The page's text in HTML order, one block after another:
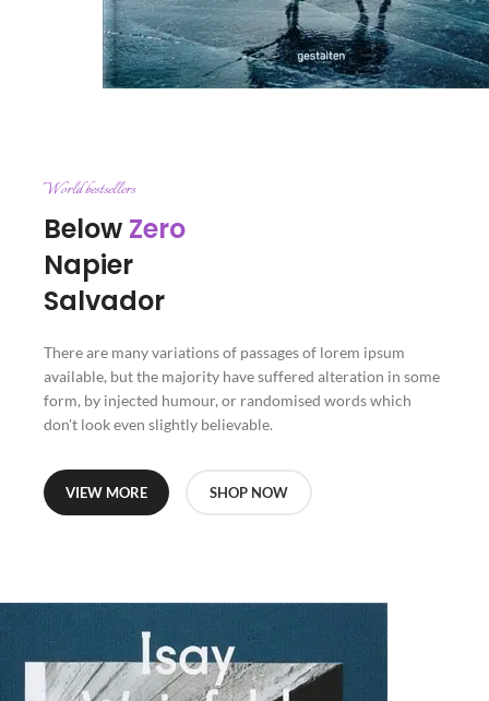
World bestsellers
Below Zero
Napier
Salvador
There are many variations of passages of lorem ipsum
available, but the majority have suffered alteration in some
form, by injected humour, or randomised words which
don't look even slightly believable.
VIEW MORE SHOP NOW